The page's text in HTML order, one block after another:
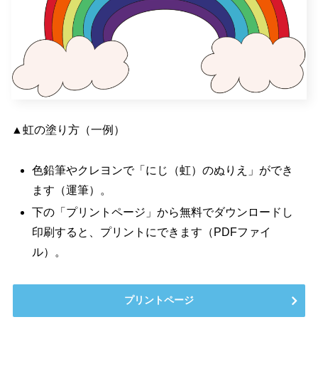
▲虹の塗り方（一例）
色鉛筆やクレヨンで「にじ（虹）のぬりえ」ができ
ます（運筆）。
下の「プリントページ」から無料でダウンロードし
印刷すると、プリントにできます（PDFファイ
ル）。
プリントページ